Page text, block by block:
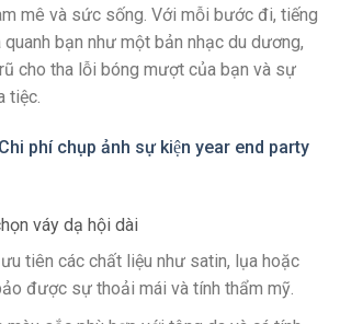
mê và sức sống. Với mỗi bước đi, tiếng
bạn như một bản nhạc du dương,
cho tha lỗi bóng mượt của bạn và sự
tiệc.
Chi phí chụp ảnh sự kiện year end party
váy dạ hội dài
tiên các chất liệu như satin, lụa hoặc
được sự thoải mái và tính thẩm mỹ.